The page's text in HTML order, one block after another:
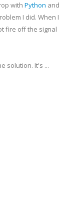
with Python and
I did. When I
fire off the signal
solution. It's ...